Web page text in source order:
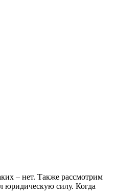
– нет. Также рассмотрим
юридическую силу. Когда